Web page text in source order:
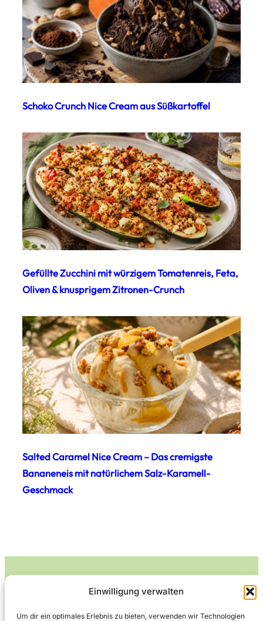
Einwilligung verwalten
Um dir ein optimales Erlebnis zu bieten, verwenden wir Technologien
Schoko Crunch Nice Cream aus Süßkartoffel
Gefüllte Zucchini mit würzigem Tomatenreis, Feta,
Oliven & knusprigem Zitronen-Crunch
Salted Caramel Nice Cream – Das cremigste
Bananeneis mit natürlichem Salz-Karamell-
Geschmack
Leckerlife